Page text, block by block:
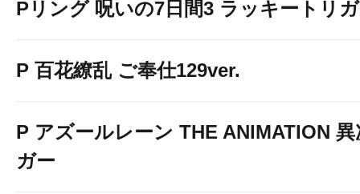
Pリング 呪いの7日間3 ラッキートリ
P 百花繚乱 ご奉仕129ver.
P アズールレーン THE ANIMATION
ガー